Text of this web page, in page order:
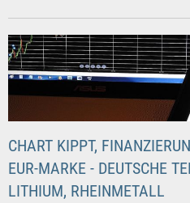
CHART KIPPT,
EUR-MARKE - DEUTSCHE
LITHIUM, RHEINMETALL